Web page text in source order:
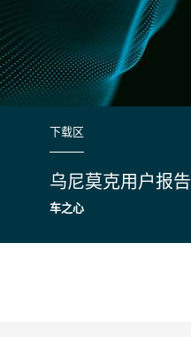
下载区
乌尼莫克用户报告
车之心